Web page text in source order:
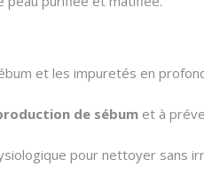
et les impuretés en
de sébum et à
pour nettoyer sans